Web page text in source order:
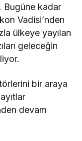
Bugüne kadar
Vadisi’nden
ülkeye yayılan
geleceğin
bir araya
devam